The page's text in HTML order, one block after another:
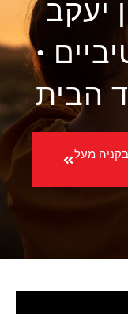
יעקב
•
הבית
מעל